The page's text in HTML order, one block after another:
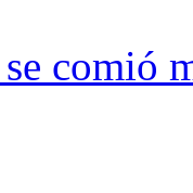
comió